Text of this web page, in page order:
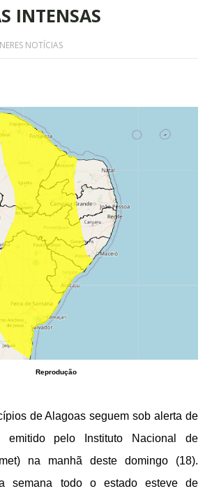
INTENSAS
NOTÍCIAS
Reprodução
de Alagoas seguem sob alerta de
emitido pelo Instituto Nacional de
na manhã deste domingo (18).
semana todo o estado esteve de